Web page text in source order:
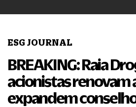
ESG JOURNAL
BREAKING: Raia
acionistas renovam
expandem